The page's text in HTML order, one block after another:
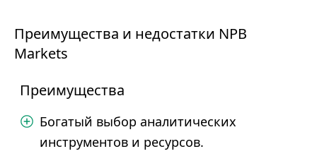
Преимущества и недостатки NPB
Markets
Преимущества
Богатый выбор аналитических
инструментов и ресурсов.